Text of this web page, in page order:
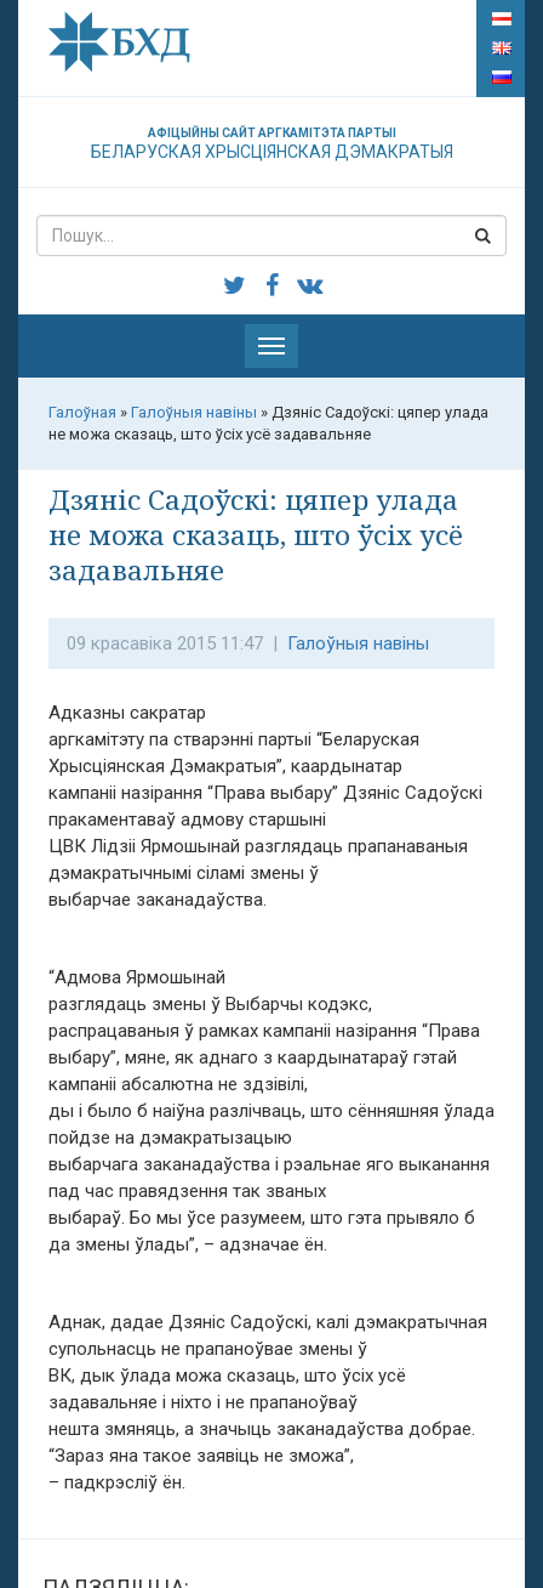
АФІЦЫЙНЫ САЙТ АРГКАМІТЭТА ПАРТЫІ
БЕЛАРУСКАЯ ХРЫСЦІЯНСКАЯ ДЭМАКРАТЫЯ
Паказаць
меню
Галоўная » Галоўныя навіны » Дзяніс Садоўскі: цяпер улада
не можа сказаць, што ўсіх усё задавальняе
Дзяніс Садоўскі: цяпер улада
не можа сказаць, што ўсіх усё
задавальняе
09 красавіка 2015 11:47 | Галоўныя навіны
Адказны сакратар
аргкамітэту па стварэнні партыі “Беларуская
Хрысціянская Дэмакратыя”, каардынатар
кампаніі назірання “Права выбару” Дзяніс Садоўскі
пракаментаваў адмову старшыні
ЦВК Лідзіі Ярмошынай разглядаць прапанаваныя
дэмакратычнымі сіламі змены ў
выбарчае заканадаўства.
“Адмова Ярмошынай
разглядаць змены ў Выбарчы кодэкс,
распрацаваныя ў рамках кампаніі назірання “Права
выбару”, мяне, як аднаго з каардынатараў гэтай
кампаніі абсалютна не здзівілі,
ды і было б наіўна разлічваць, што сённяшняя ўлада
пойдзе на дэмакратызацыю
выбарчага заканадаўства і рэальнае яго выканання
пад час правядзення так званых
выбараў. Бо мы ўсе разумеем, што гэта прывяло б
да змены ўлады”, – адзначае ён.
Аднак, дадае Дзяніс Садоўскі, калі дэмакратычная
супольнасць не прапаноўвае змены ў
ВК, дык ўлада можа сказаць, што ўсіх усё
задавальняе і ніхто і не прапаноўваў
нешта змяняць, а значыць заканадаўства добрае.
“Зараз яна такое заявіць не зможа”,
– падкрэсліў ён.